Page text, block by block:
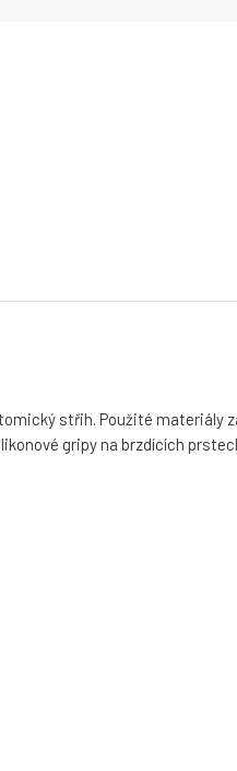
střih. Použité
gripy na brzdících